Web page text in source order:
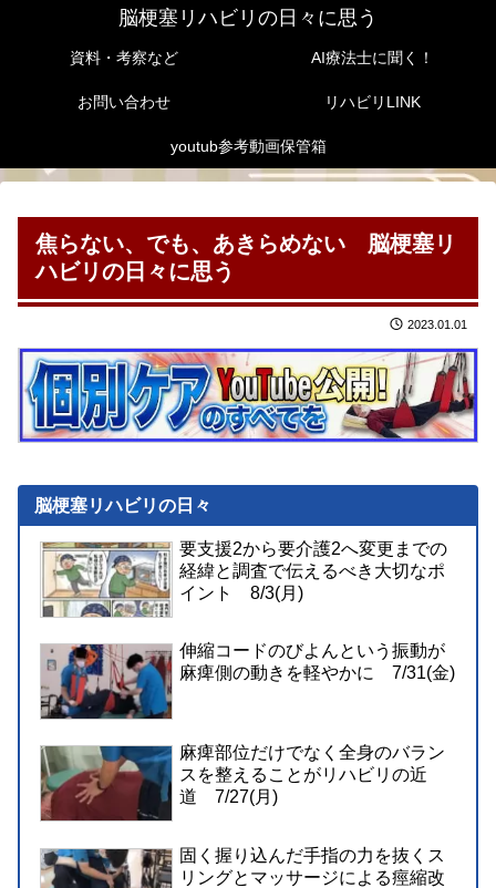
脳梗塞リハビリの日々に思う
資料・考察など AI療法士に聞く！
お問い合わせ リハビリLINK
youtub参考動画保管箱
焦らない、でも、あきらめない 脳梗塞リ
ハビリの日々に思う
2023.01.01
脳梗塞リハビリの日々
要支援2から要介護2へ変更までの
経緯と調査で伝えるべき大切なポ
イント 8/3(月)
伸縮コードのびよんという振動が
麻痺側の動きを軽やかに 7/31(金)
麻痺部位だけでなく全身のバラン
スを整えることがリハビリの近
道 7/27(月)
固く握り込んだ手指の力を抜くス
リングとマッサージによる痙縮改